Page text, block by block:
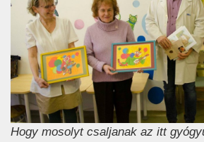
Hogy mosolyt csaljanak az itt